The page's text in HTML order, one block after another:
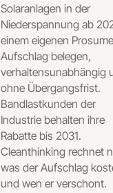
Solaranlagen in der
Niederspannung ab
einem eigenen
Aufschlag belegen,
verhaltensunabhängig
ohne Übergangsfrist.
Bandlastkunden der
Industrie behalten ihre
Rabatte bis 2031.
Cleanthinking rechnet
was der Aufschlag
und wen er verschont.